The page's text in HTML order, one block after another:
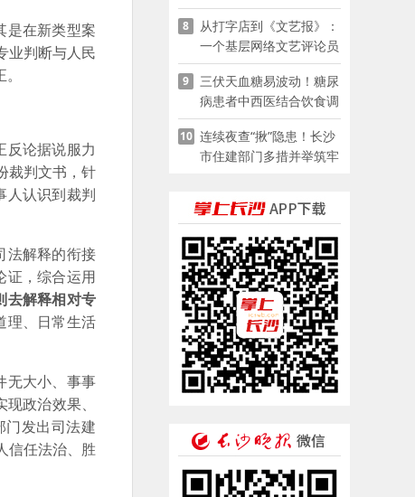
是在新类型案
业判断与人民
反论据说服力
裁判文书，针
人认识到裁判
法解释的衔接
证，综合运用
去解释相对专
理、日常生活
无大小、事事
政治效果、
发出司法建
信任法治、胜
赋能少儿暑期成长
8
从打字店到《文艺报》：
一个基层网络文艺评论员
的突围
9
三伏天血糖易波动！糖尿
病患者中西医结合饮食调
养指南
10 连续夜查“揪”隐患！长沙
市住建部门多措并举筑牢